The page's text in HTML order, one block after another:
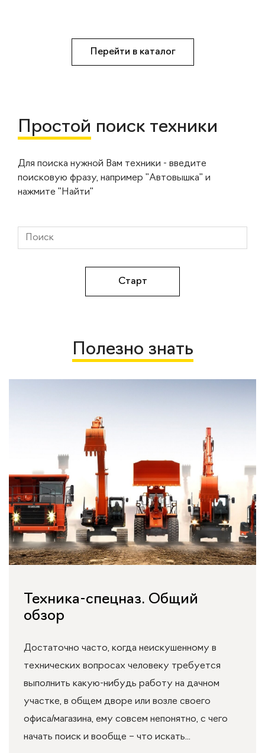
Перейти в каталог
Простой поиск техники
Для поиска нужной Вам техники - введите
поисковую фразу, например "Автовышка" и
нажмите "Найти"
Полезно знать
Техника-спецназ. Общий
обзор
Достаточно часто, когда неискушенному в
технических вопросах человеку требуется
выполнить какую-нибудь работу на дачном
участке, в общем дворе или возле своего
офиса/магазина, ему совсем непонятно, с чего
начать поиск и вообще – что искать...